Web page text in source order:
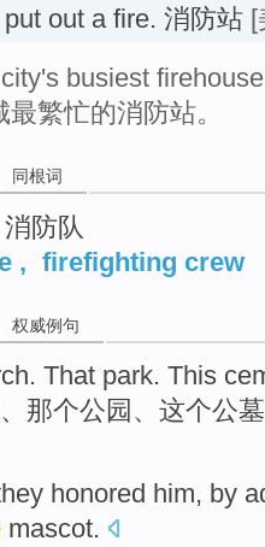
out a fire. 消防站 [
busiest
最繁忙的消防站。
同根词
防队
, firefighting crew
权威例句
. That park. This
、 那个公园 、这个公墓
honored him, by
mascot.